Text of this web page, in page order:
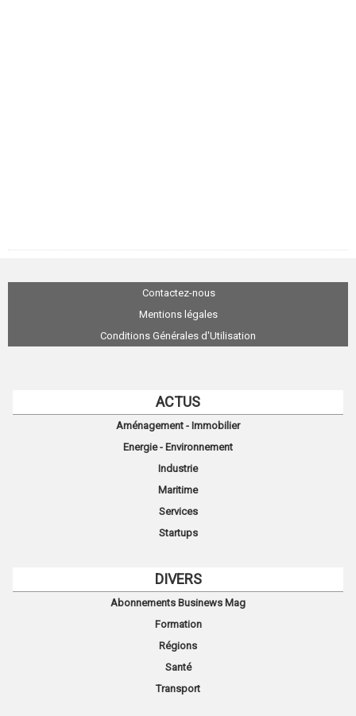
Contactez-nous
Mentions légales
Conditions Générales d'Utilisation
ACTUS
Aménagement - Immobilier
Energie - Environnement
Industrie
Maritime
Services
Startups
DIVERS
Abonnements Businews Mag
Formation
Régions
Santé
Transport